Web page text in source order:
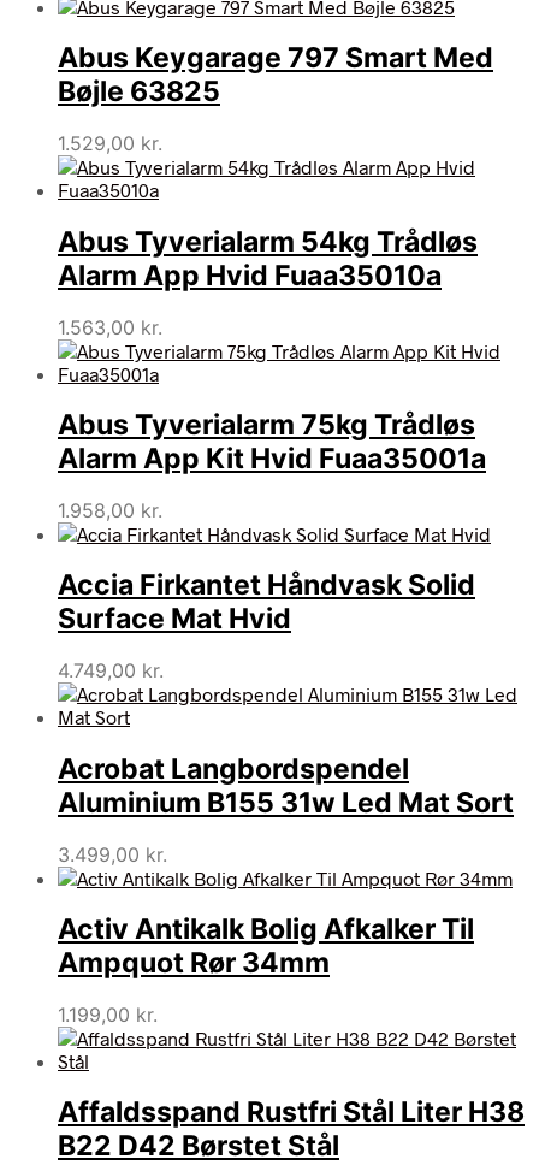
Abus Keygarage 797 Smart Med
Bøjle 63825
1.529,00 kr.
Abus Tyverialarm 54kg Trådløs
Alarm App Hvid Fuaa35010a
1.563,00 kr.
Abus Tyverialarm 75kg Trådløs
Alarm App Kit Hvid Fuaa35001a
1.958,00 kr.
Accia Firkantet Håndvask Solid
Surface Mat Hvid
4.749,00 kr.
Acrobat Langbordspendel
Aluminium B155 31w Led Mat Sort
3.499,00 kr.
Activ Antikalk Bolig Afkalker Til
Ampquot Rør 34mm
1.199,00 kr.
Affaldsspand Rustfri Stål Liter H38
B22 D42 Børstet Stål